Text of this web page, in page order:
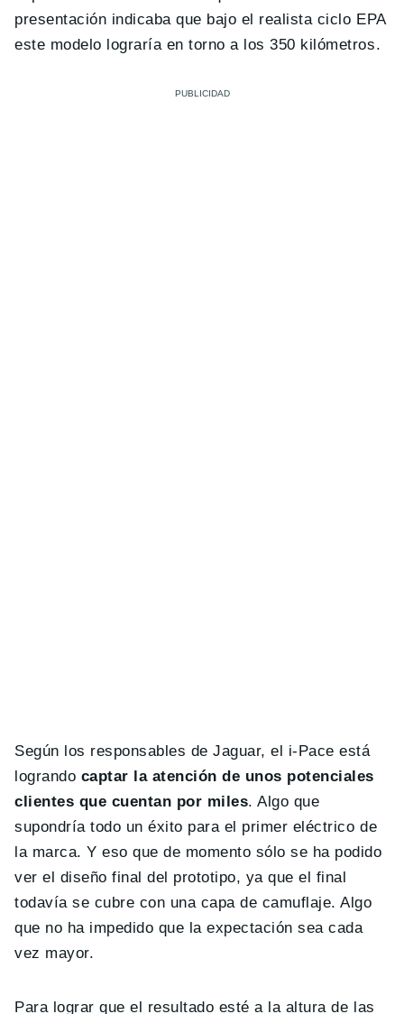
presentación indicaba que bajo el realista ciclo EPA
este modelo lograría en torno a los 350 kilómetros.
Según los responsables de Jaguar, el i-Pace está
logrando captar la atención de unos potenciales
clientes que cuentan por miles. Algo que
supondría todo un éxito para el primer eléctrico de
la marca. Y eso que de momento sólo se ha podido
ver el diseño final del prototipo, ya que el final
todavía se cubre con una capa de camuflaje. Algo
que no ha impedido que la expectación sea cada
vez mayor.
Para lograr que el resultado esté a la altura de las